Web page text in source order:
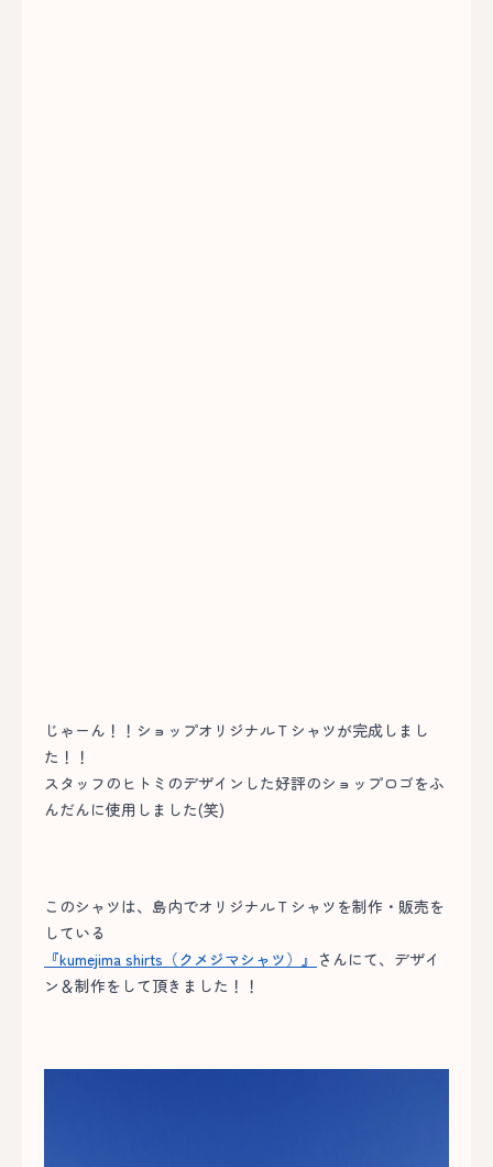
じゃーん！！ショップオリジナルＴシャツが完成しまし
た！！
スタッフのヒトミのデザインした好評のショップロゴをふ
んだんに使用しました(笑)
このシャツは、島内でオリジナルＴシャツを制作・販売を
している
『kumejima shirts（クメジマシャツ）』 さんにて、デザイ
ン＆制作をして頂きました！！